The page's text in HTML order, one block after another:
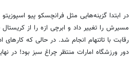
در ابتدا گزینه‌هایی مثل فرانچسکو پیو
مسیرش را تغییر داد و ابرچی ازه را از
رقابت با تاتنهام انجام شد. در حالی که کارهای
دور ورزشگاه امارات منتظر چراغ سبز بود! در